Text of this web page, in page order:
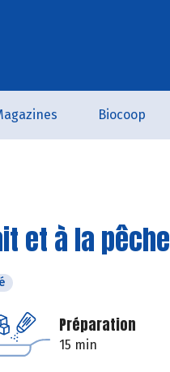
Biocoop
et à la pêche
Préparation
15 min